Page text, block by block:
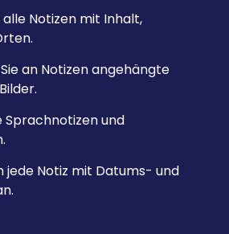
Notizen mit Inhalt,
an Notizen angehängte
Sprachnotizen und
jede Notiz mit Datums- und